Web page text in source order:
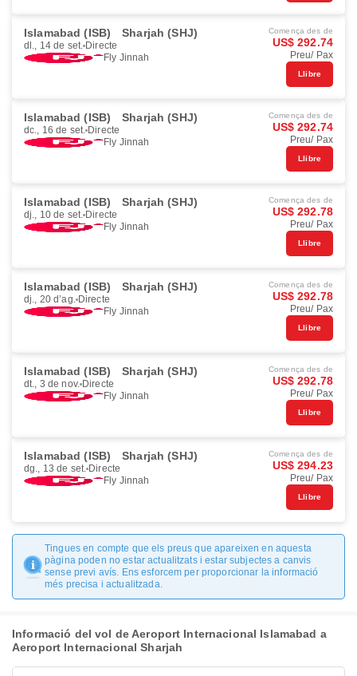
Islamabad (ISB) Sharjah (SHJ)
dl., 14 de set. Directe
Fly Jinnah
Comença des de
US$ 292.74
Preu/ Pax
Llibre
Islamabad (ISB) Sharjah (SHJ)
dc., 16 de set. Directe
Fly Jinnah
Comença des de
US$ 292.74
Preu/ Pax
Llibre
Islamabad (ISB) Sharjah (SHJ)
dj., 10 de set. Directe
Fly Jinnah
Comença des de
US$ 292.78
Preu/ Pax
Llibre
Islamabad (ISB) Sharjah (SHJ)
dj., 20 d’ag. Directe
Fly Jinnah
Comença des de
US$ 292.78
Preu/ Pax
Llibre
Islamabad (ISB) Sharjah (SHJ)
dt., 3 de nov. Directe
Fly Jinnah
Comença des de
US$ 292.78
Preu/ Pax
Llibre
Islamabad (ISB) Sharjah (SHJ)
dg., 13 de set. Directe
Fly Jinnah
Comença des de
US$ 294.23
Preu/ Pax
Llibre
Tingues en compte que els preus que apareixen en aquesta
pàgina poden no estar actualitzats i estar subjectes a canvis
sense previ avís. Ens esforcem per proporcionar la informació
més precisa i actualitzada.
Informació del vol de Aeroport Internacional Islamabad a
Aeroport Internacional Sharjah